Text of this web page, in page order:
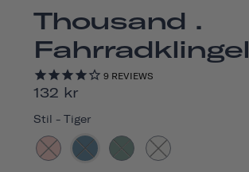
Thousand .
Fahrradklingel
9 REVIEWS
132 kr
Stil - Tiger